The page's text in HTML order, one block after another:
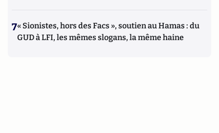
7« Sionistes, hors des Facs », soutien au Hamas : du
GUD à LFI, les mêmes slogans, la même haine